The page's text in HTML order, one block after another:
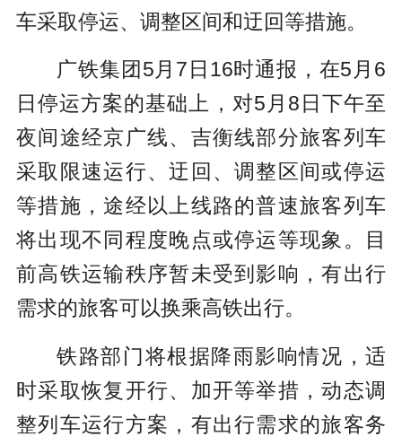
车采取停运、调整区间和迂回等措施。
广铁集团5月7日16时通报，在5月6
日停运方案的基础上，对5月8日下午至
夜间途经京广线、吉衡线部分旅客列车
采取限速运行、迂回、调整区间或停运
等措施，途经以上线路的普速旅客列车
将出现不同程度晚点或停运等现象。目
前高铁运输秩序暂未受到影响，有出行
需求的旅客可以换乘高铁出行。
铁路部门将根据降雨影响情况，适
时采取恢复开行、加开等举措，动态调
整列车运行方案，有出行需求的旅客务